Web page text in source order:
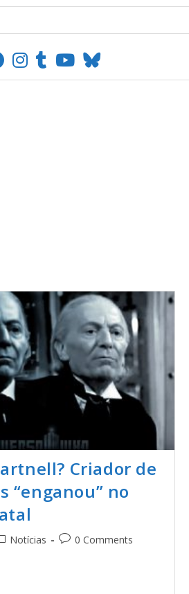
Criador de
“enganou” no
Notícias 0 Comments